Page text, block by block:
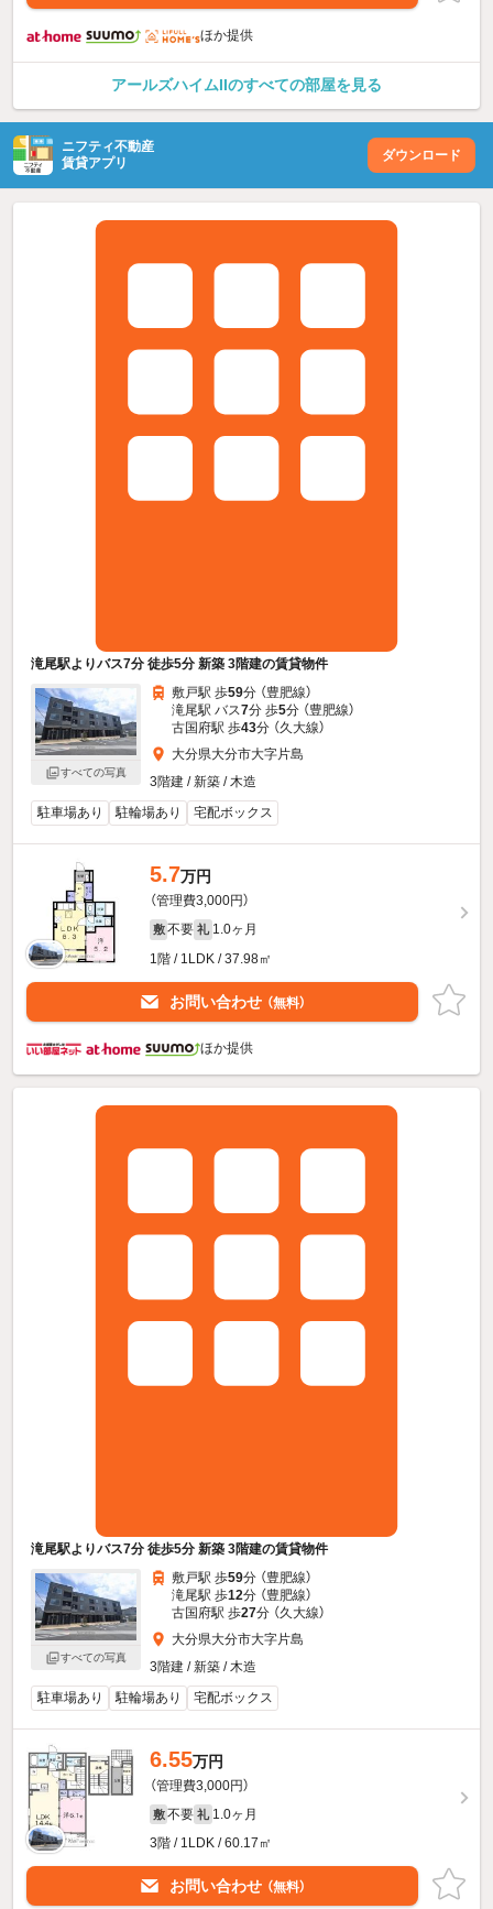
ほか提供
アールズハイムIIのすべての部屋を見る
ニフティ不動産
賃貸アプリ
ダウンロード
滝尾駅よりバス7分 徒歩5分 新築 3階建の賃貸物件
すべての写真
敷戸駅 歩59分 （豊肥線）
滝尾駅 バス7分 歩5分 （豊肥線）
古国府駅 歩43分 （久大線）
大分県大分市大字片島
3階建 / 新築 / 木造
駐車場あり
駐輪場あり 宅配ボックス
5.7万円
（管理費3,000円）
敷 不要 礼 1.0ヶ月
1階 / 1LDK / 37.98㎡
お問い合わせ （無料）
ほか提供
滝尾駅よりバス7分 徒歩5分 新築 3階建の賃貸物件
すべての写真
敷戸駅 歩59分 （豊肥線）
滝尾駅 歩12分 （豊肥線）
古国府駅 歩27分 （久大線）
大分県大分市大字片島
3階建 / 新築 / 木造
駐車場あり
駐輪場あり 宅配ボックス
6.55万円
（管理費3,000円）
敷 不要 礼 1.0ヶ月
3階 / 1LDK / 60.17㎡
お問い合わせ （無料）